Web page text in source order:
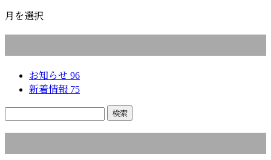
月を選択
お知らせ 96
新着情報 75